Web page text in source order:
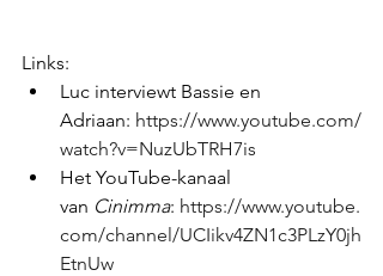
Links:
Luc interviewt Bassie en
Adriaan: https://www.youtube.com/
watch?v=NuzUbTRH7is
Het YouTube-kanaal
van Cinimma: https://www.youtube.
com/channel/UCIikv4ZN1c3PLzY0jh
EtnUw